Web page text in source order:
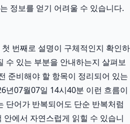
정보를 얻기 어려울 수 있습니다.
번째로 설명이 구체적인지 확인하
수 있는 부분을 안내하는지 살펴보
준비해야 할 항목이 정리되어 있는
년07월07일 14시40분 이런 흐름이
단어가 반복되어도 단순 반복처럼
에서 자연스럽게 읽힐 수 있습니